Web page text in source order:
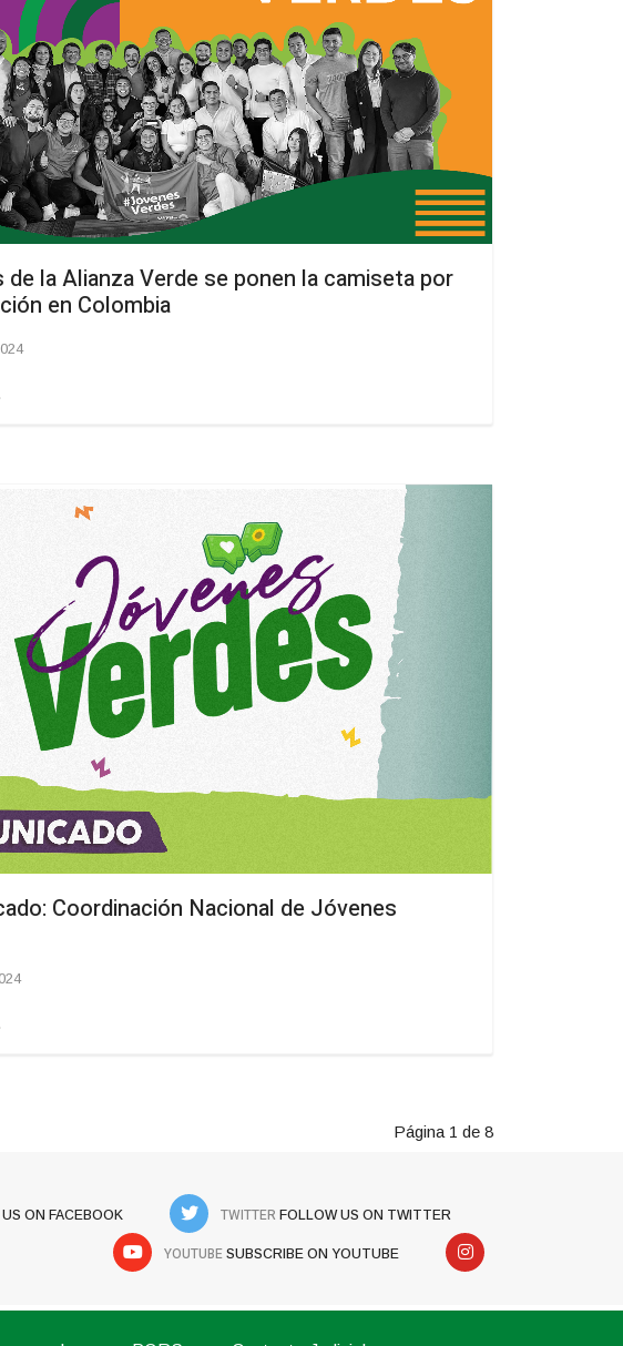
de la Alianza Verde se ponen la camiseta por
en Colombia
Coordinación Nacional de Jóvenes
Página 1 de 8
US ON FACEBOOK TWITTER FOLLOW US ON TWITTER
YOUTUBE SUBSCRIBE ON YOUTUBE